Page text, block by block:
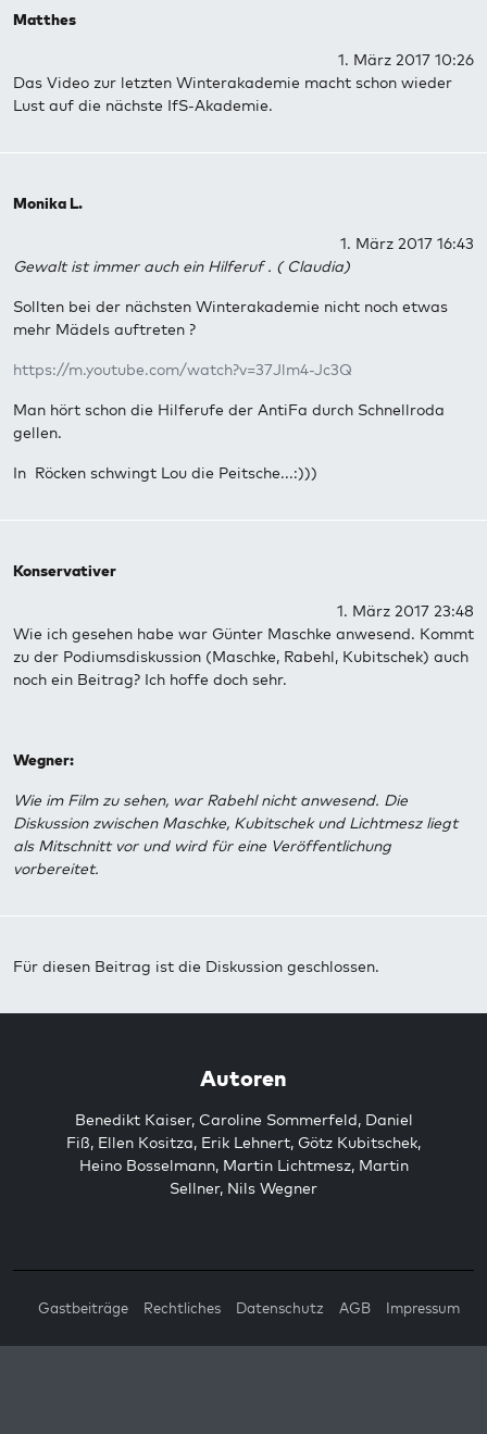
Matthes
1. März 2017 10:26
Das Video zur letzten Winterakademie macht schon wieder
Lust auf die nächste IfS-Akademie.
Monika L.
1. März 2017 16:43
Gewalt ist immer auch ein Hilferuf . ( Claudia)
Sollten bei der nächsten Winterakademie nicht noch etwas
mehr Mädels auftreten ?
https://m.youtube.com/watch?v=37Jlm4-Jc3Q
Man hört schon die Hilferufe der AntiFa durch Schnellroda
gellen.
In Röcken schwingt Lou die Peitsche...:)))
Konservativer
1. März 2017 23:48
Wie ich gesehen habe war Günter Maschke anwesend. Kommt
zu der Podiumsdiskussion (Maschke, Rabehl, Kubitschek) auch
noch ein Beitrag? Ich hoffe doch sehr.
Wegner:
Wie im Film zu sehen, war Rabehl nicht anwesend. Die
Diskussion zwischen Maschke, Kubitschek und Lichtmesz liegt
als Mitschnitt vor und wird für eine Veröffentlichung
vorbereitet.
Für diesen Beitrag ist die Diskussion geschlossen.
Autoren
Benedikt Kaiser, Caroline Sommerfeld, Daniel
Fiß, Ellen Kositza, Erik Lehnert, Götz Kubitschek,
Heino Bosselmann, Martin Lichtmesz, Martin
Sellner, Nils Wegner
Gastbeiträge Rechtliches Datenschutz AGB Impressum